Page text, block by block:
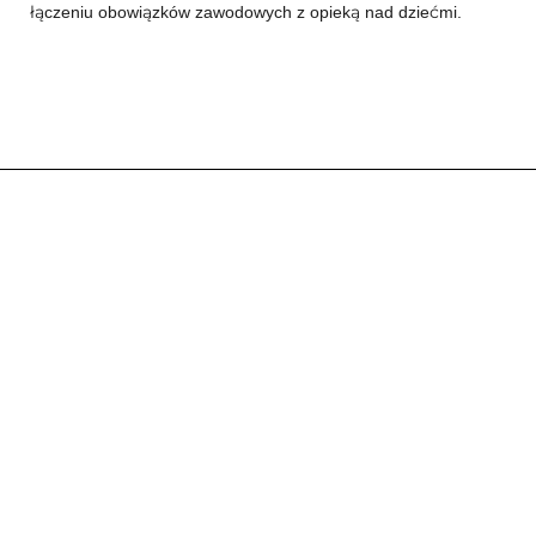
łączeniu obowiązków zawodowych z opieką nad dziećmi.